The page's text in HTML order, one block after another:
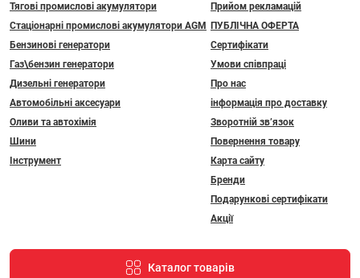
Тягові промислові акумулятори
Стаціонарні промислові акумулятори АGM
Бензинові генератори
Газ\бензин генератори
Дизельні генератори
Автомобільні аксесуари
Оливи та автохімія
Шини
Інструмент
Прийом рекламацій
ПУБЛІЧНА ОФЕРТА
Сертифікати
Умови співпраці
Про нас
інформація про доставку
Зворотній зв’язок
Повернення товару
Карта сайту
Бренди
Подарункові сертифікати
Акції
Каталог товарів